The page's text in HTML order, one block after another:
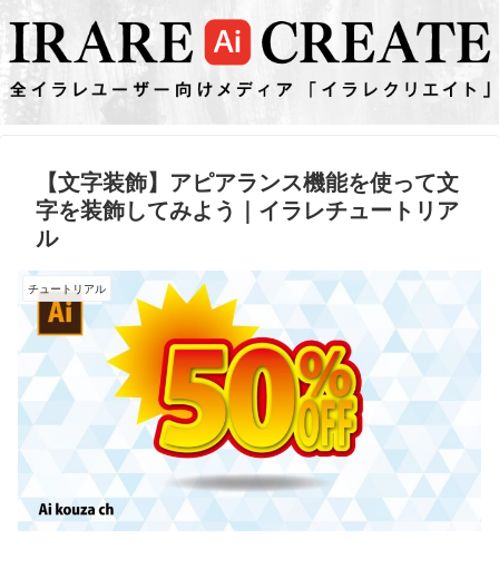
【文字装飾】アピアランス機能を使って文
字を装飾してみよう｜イラレチュートリア
ル
チュートリアル